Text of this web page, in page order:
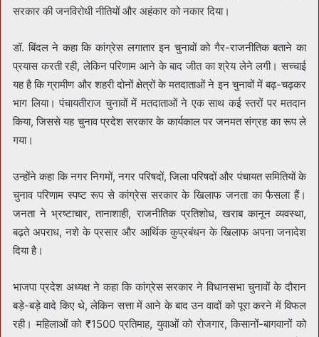
सरकार की जनविरोधी नीतियों और अहंकार को नकार दिया।
डॉ. बिंदल ने कहा कि कांग्रेस लगातार इन चुनावों को गैर-राजनीतिक बताने का
प्रयास करती रही, लेकिन परिणाम आने के बाद जीत का श्रेय लेने लगी। सच्चाई
यह है कि ग्रामीण और शहरी दोनों क्षेत्रों के मतदाताओं ने इन चुनावों में बढ़-चढ़कर
भाग लिया। पंचायतीराज चुनावों में मतदाताओं ने एक साथ कई स्तरों पर मतदान
किया, जिससे यह चुनाव प्रदेश सरकार के कार्यकाल पर जनमत संग्रह का रूप ले
गया।
उन्होंने कहा कि नगर निगमों, नगर परिषदों, जिला परिषदों और पंचायत समितियों के
चुनाव परिणाम स्पष्ट रूप से कांग्रेस सरकार के खिलाफ जनता का फैसला हैं।
जनता ने भ्रष्टाचार, तानाशाही, राजनीतिक प्रतिशोध, खराब कानून व्यवस्था,
बढ़ते अपराध, नशे के प्रसार और आर्थिक कुप्रबंधन के खिलाफ अपना जनादेश
दिया है।
भाजपा प्रदेश अध्यक्ष ने कहा कि कांग्रेस सरकार ने विधानसभा चुनावों के दौरान
बड़े-बड़े वादे किए थे, लेकिन सत्ता में आने के बाद उन वादों को पूरा करने में विफल
रही। महिलाओं को ₹1500 प्रतिमाह, युवाओं को रोजगार, किसानों-बागवानों को